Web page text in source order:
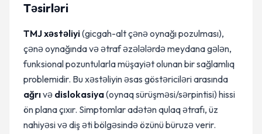
Təsirləri
TMJ xəstəliyi(gicgah-alt çənə oynağı pozulması),
çənə oynağında və ətraf əzələlərdə meydana gələn,
funksional pozuntularla müşayiət olunan bir sağlamlıq
problemidir. Bu xəstəliyin əsas göstəriciləri arasında
ağrıvə dislokasiya(oynaq sürüşməsi/sərpintisi) hissi
ön plana çıxır. Simptomlar adətən qulaq ətrafı, üz
nahiyəsi və diş əti bölgəsində özünü büruzə verir.